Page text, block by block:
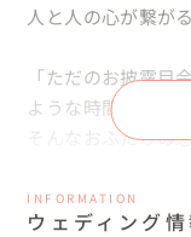
人と人の心が繋が
「ただのお披露目
ような時間にした
そんなおふたりの
会場探しからスタ
INFORMATION
ウェディング情